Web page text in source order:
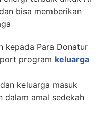
bisa memberikan
kepada Para Donatur
program keluarga
keluarga masuk
dalam amal sedekah